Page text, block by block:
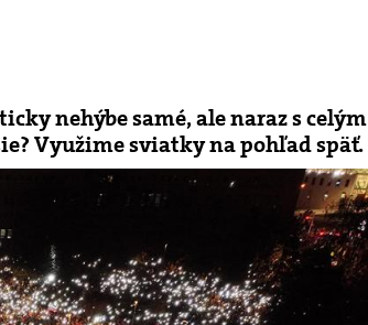
nehýbe samé, ale naraz s celým
Využime sviatky na pohľad späť.